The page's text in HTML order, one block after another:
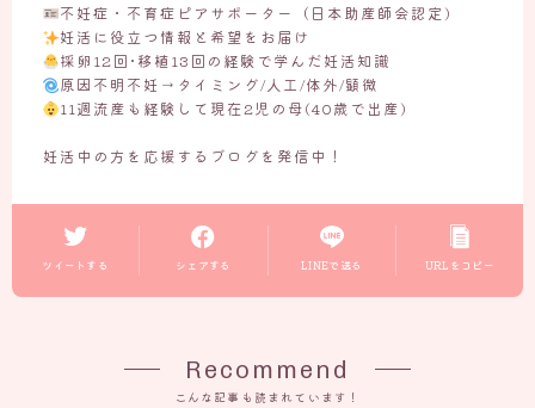
不妊症・不育症ピアサポーター（日本助産師会認定)
妊活に役立つ情報と希望をお届け
採卵12回･移植13回の経験で学んだ妊活知識
原因不明不妊→タイミング/人工/体外/顕微
11週流産も経験して現在2児の母(40歳で出産)
妊活中の方を応援するブログを発信中！
ツイートする シェアする LINEで送る URLをコピー
Recommend
こんな記事も読まれています！